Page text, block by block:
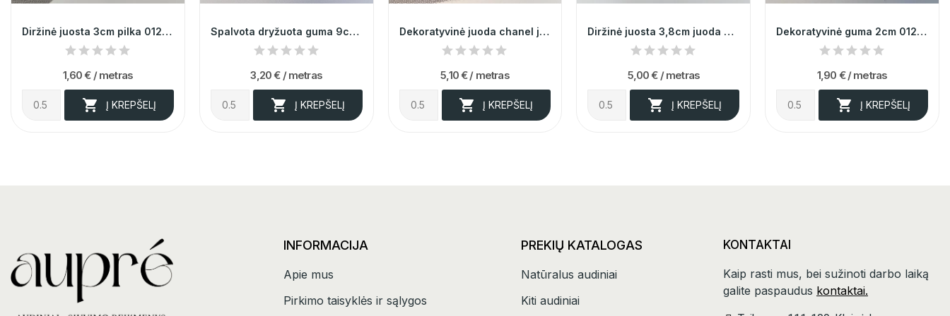
Diržinė juosta 3cm pilka 012887
1,60 € / metras
 Į KREPŠELĮ
Spalvota dryžuota guma 9cm 006487
3,20 € / metras
 Į KREPŠELĮ
Dekoratyvinė juoda chanel juostelė 011500
5,10 €/ metras
 Į KREPŠELĮ
Diržinė juosta 3,8cm juoda 013441
5,00 € / metras
 Į KREPŠELĮ
Dekoratyvinė guma 2cm 012219
1,90 € / metras
 Į KREPŠELĮ
INFORMACIJA
Apie mus
Pirkimo taisyklės ir sąlygos
PREKIŲ KATALOGAS
Natūralus audiniai
Kiti audiniai
KONTAKTAI
Kaip rasti mus, bei sužinoti darbo laiką
galite paspaudus kontaktai.